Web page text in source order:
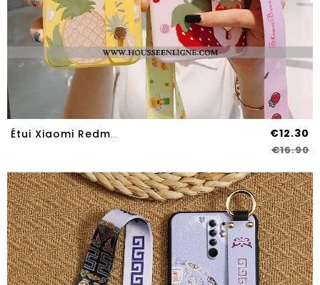
Étui Xiaomi Redmi 9 Tendance Silicone Protection Net Rouge Fruit Petit Jaune €12.30
€16.90